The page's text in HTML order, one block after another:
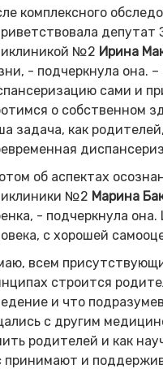
комплексного
№2 Ирина
- подчеркнула она.
сами и
о собственном
задача, как
об аспектах
№2 Марина
- подчеркнула
с хорошей
всем
строится
и что
с другим
родителей и как
принимают и